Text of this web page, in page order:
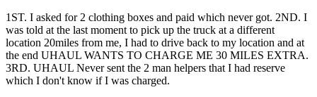
1ST. I asked for 2 clothing boxes and paid which never got. 2ND. I
was told at the last moment to pick up the truck at a different
location 20miles from me, I had to drive back to my location and at
the end UHAUL WANTS TO CHARGE ME 30 MILES EXTRA.
3RD. UHAUL Never sent the 2 man helpers that I had reserve
which I don't know if I was charged.